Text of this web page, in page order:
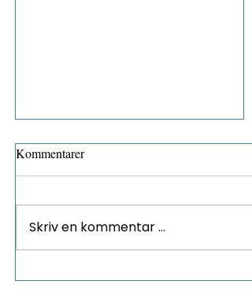
Vi har flytta – endeleg på plass i
Kommentarer
Skriv en kommentar …